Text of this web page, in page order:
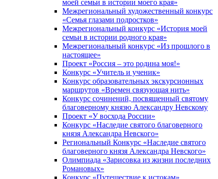
моей семьи в истории моего края»
Межрегиональный художественный конкурс
«Семья глазами подростков»
Межрегиональный конкурс «История моей
семьи в истории родного края»
Межрегиональный конкурс «Из прошлого в
настоящее»
Проект «Россия – это родина моя!»
Конкурс «Учитель и ученик»
Конкурс образовательных экскурсионных
маршрутов «Времен связующая нить»
Конкурс сочинений, посвященный святому
благоверному князю Александру Невскому
Проект «У восхода России»
Конкурс «Наследие святого благоверного
князя Александра Невского»
Региональный Конкурс «Наследие святого
благоверного князя Александра Невского»
Олимпиада «Зарисовка из жизни последних
Романовых»
Конкурс «Путешествие к истокам»